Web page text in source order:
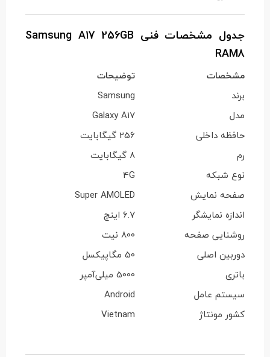
جدول مشخصات فنی Samsung A17 256GB
RAM8
مشخصات
توضیحات
برند
Samsung
مدل
Galaxy A17
حافظه داخلی
256 گیگابایت
رم
8 گیگابایت
نوع شبکه
4G
صفحه نمایش
Super AMOLED
اندازه نمایشگر
6.7 اینچ
روشنایی صفحه
800 نیت
دوربین اصلی
50 مگاپیکسل
باتری
5000 میلی‌آمپر
سیستم عامل
Android
کشور مونتاژ
Vietnam